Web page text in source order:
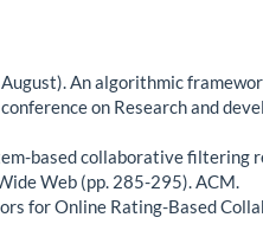
August). An algorithmic
on Research and
based collaborative filtering
Web (pp. 285-295). ACM.
for Online Rating-Based